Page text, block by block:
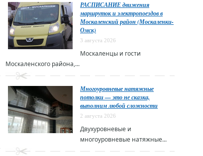
РАСПИСАНИЕ движения
маршруток и электропоездов в
Москаленский район (Москаленки-
Омск)
3 августа 2026
Москаленцы и гости
Москаленского района,...
Многоуровневые натяжные
потолки — это не сказка,
выполним любой сложности
2 августа 2026
Двухуровневые и
многоуровневые натяжные...